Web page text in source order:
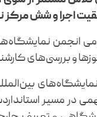
اجرا و شش مرکز
انجمن
و بررسی‌های
بین‌المللی
در مسیر